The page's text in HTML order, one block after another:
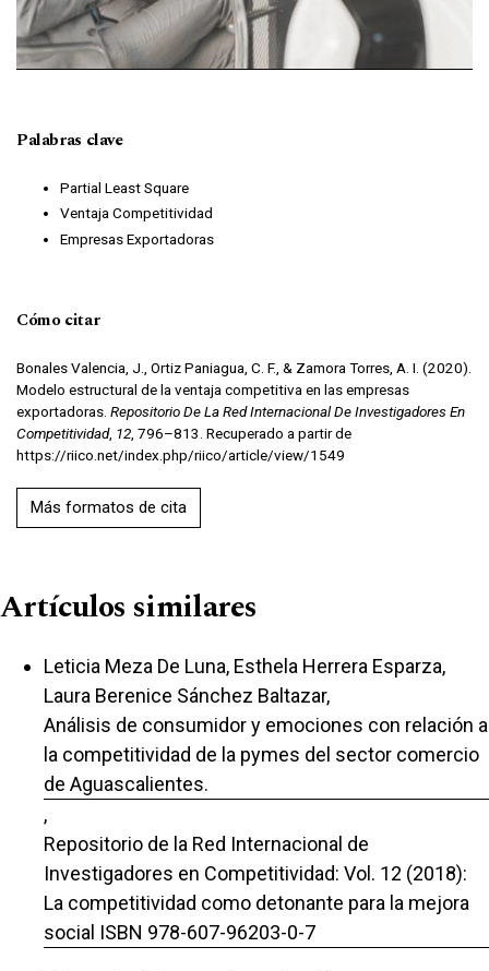
Palabras clave
Partial Least Square
Ventaja Competitividad
Empresas Exportadoras
Cómo citar
Bonales Valencia, J., Ortiz Paniagua, C. F., & Zamora Torres, A. I. (2020).
Modelo estructural de la ventaja competitiva en las empresas
exportadoras. Repositorio De La Red Internacional De Investigadores En
Competitividad, 12 , 796–813. Recuperado a partir de
https://riico.net/index.php/riico/article/view/1549
Más formatos de cita
Artículos similares
Leticia Meza De Luna, Esthela Herrera Esparza,
Laura Berenice Sánchez Baltazar,
Análisis de consumidor y emociones con relación a
la competitividad de la pymes del sector comercio
de Aguascalientes.
,
Repositorio de la Red Internacional de
Investigadores en Competitividad: Vol. 12 (2018):
La competitividad como detonante para la mejora
social ISBN 978-607-96203-0-7